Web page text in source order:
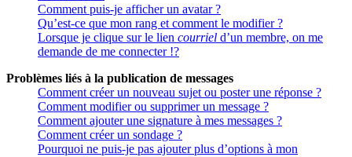
Comment puis-je afficher un avatar ?
Qu’est-ce que mon rang et comment le modifier ?
Lorsque je clique sur le lien courriel d’un membre, on me
demande de me connecter !?
Problèmes liés à la publication de messages
Comment créer un nouveau sujet ou poster une réponse ?
Comment modifier ou supprimer un message ?
Comment ajouter une signature à mes messages ?
Comment créer un sondage ?
Pourquoi ne puis-je pas ajouter plus d’options à mon